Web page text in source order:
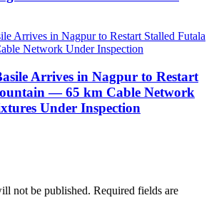
Arrives in Nagpur to Restart
— 65 km Cable Network
Under Inspection
not be published. Required fields are